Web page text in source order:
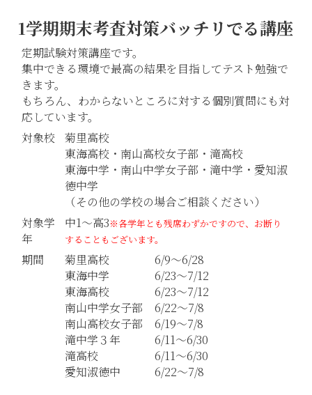
1学期期末考査対策バッチリでる講座
定期試験対策講座です。
集中できる環境で最高の結果を目指してテスト勉強で
きます。
もちろん、わからないところに対する個別質問にも対
応しています。
対象校
菊里高校
東海高校・南山高校女子部・滝高校
東海中学・南山中学女子部・滝中学・愛知淑
徳中学
（その他の学校の場合ご相談ください）
対象学
年
中1～高3※各学年とも残席わずかですので、お断り
することもございます。
期間
菊里高校
東海中学
東海高校
南山中学女子部
南山高校女子部
滝中学３年
滝高校
愛知淑徳中
6/9～6/28
6/23～7/12
6/23～7/12
6/22～7/8
6/19～7/8
6/11～6/30
6/11～6/30
6/22～7/8